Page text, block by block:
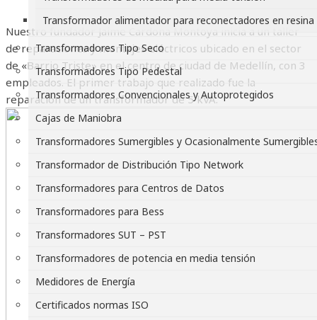
Transformador alimentador para reconectadores en resina
Transformadores Tipo Seco
Transformadores Tipo Pedestal
Transformadores Convencionales y Autoprotegidos
Cajas de Maniobra
Transformadores Sumergibles y Ocasionalmente
Transformador de Distribución Tipo Network
Transformadores para Centros de Datos
Transformadores para Bess
Transformadores SUT – PST
Transformadores de potencia en media tensión
Medidores de Energía
Certificados normas ISO
Nuestro fundador Jaime Cardona Montoya inicia a un taller
de reparaciones y montajes eléctricos ubicado en el sector
de «Barrio Triste» en el centro de ciudad de Medellín, con 3
empleados. El primer trabajo que realizado fue la
reparación de un transformador de 5 kVA.